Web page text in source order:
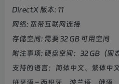
DirectX 版本: 11
网络: 宽带互联网连接
存储空间: 需要 32 GB 可用空间
附注事项: 硬盘空间：32 GB（固
支持的语言：简体中文、繁体中